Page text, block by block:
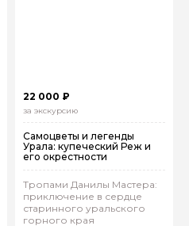
22 000 ₽
за экскурсию
Самоцветы и легенды
Урала: купеческий Реж и
его окрестности
Тропами Данилы Мастера:
приключение в сердце
старинного уральского
горного края